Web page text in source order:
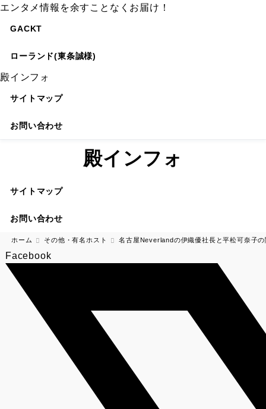
エンタメ情報を余すことなくお届け！
GACKT
ローランド(東条誠様)
殿インフォ
サイトマップ
お問い合わせ
殿インフォ
サイトマップ
お問い合わせ
ホーム その他・有名ホスト 名古屋Neverlandの伊織優社長と平松可奈子
Facebook